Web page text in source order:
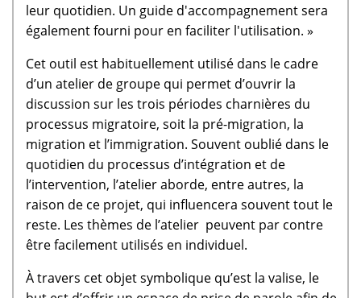
leur quotidien. Un guide d'accompagnement sera
également fourni pour en faciliter l'utilisation. »
Cet outil est habituellement utilisé dans le cadre
d’un atelier de groupe qui permet d’ouvrir la
discussion sur les trois périodes charnières du
processus migratoire, soit la pré-migration, la
migration et l’immigration. Souvent oublié dans le
quotidien du processus d’intégration et de
l’intervention, l’atelier aborde, entre autres, la
raison de ce projet, qui influencera souvent tout le
reste. Les thèmes de l’atelier peuvent par contre
être facilement utilisés en individuel.
À travers cet objet symbolique qu’est la valise, le